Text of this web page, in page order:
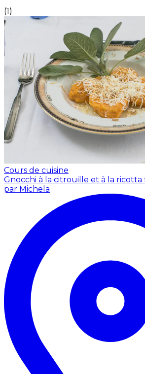
(1)
Cours de cuisine
Gnocchi à la citrouille et à la ricotta
par Michela